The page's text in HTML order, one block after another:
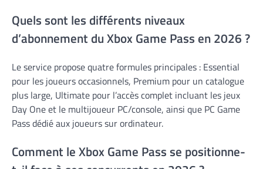
Quels sont les différents niveaux
d’abonnement du Xbox Game Pass en 2026 ?
Le service propose quatre formules principales : Essential
pour les joueurs occasionnels, Premium pour un catalogue
plus large, Ultimate pour l’accès complet incluant les jeux
Day One et le multijoueur PC/console, ainsi que PC Game
Pass dédié aux joueurs sur ordinateur.
Comment le Xbox Game Pass se positionne-